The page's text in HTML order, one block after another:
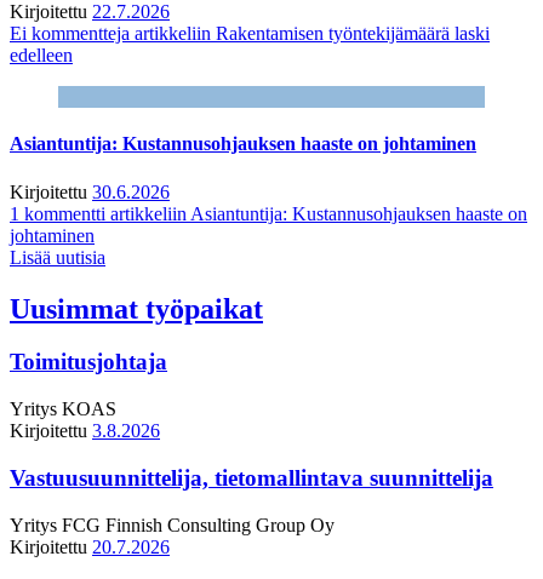
Kirjoitettu 22.7.2026
Ei kommentteja artikkeliin Rakentamisen työntekijämäärä laski
edelleen
Asiantuntija: Kustannusohjauksen haaste on johtaminen
Kirjoitettu 30.6.2026
1 kommentti artikkeliin Asiantuntija: Kustannusohjauksen haaste on
johtaminen
Lisää uutisia
Uusimmat työpaikat
Toimitusjohtaja
Yritys KOAS
Kirjoitettu 3.8.2026
Vastuusuunnittelija, tietomallintava suunnittelija
Yritys FCG Finnish Consulting Group Oy
Kirjoitettu 20.7.2026